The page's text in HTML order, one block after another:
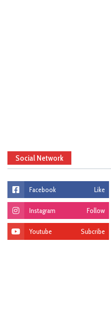
Social Network
Facebook Like
Instagram Follow
Youtube Subcribe